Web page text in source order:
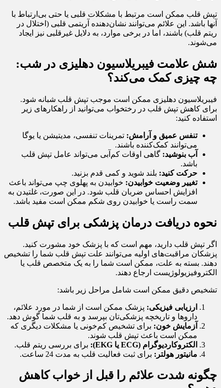
تپش قلب ممکن است مرتبط با مشکلات قلبی یا حتی بی‌ارتباط با
آنها باشد. این علائم می‌توانند نشان‌دهنده آریتمی قلبی (اختلال در
ریتم قلب) باشند، اما در برخی موارد، به دلایل غیرقلبی نیز ایجاد
می‌شوند.
شش علامت فیبریلاسیون دهلیزی در شب:
چه چیزی کمک می‌کند؟
فیبریلاسیون دهلیزی ممکن است موجب تپش قلب شبانه شود.
برای کاهش تپش قلب در رختخواب می‌توانید از راهکارهای زیر
استفاده کنید:
تنفس عمیق و آرامش: تمرینات تنفسی، مدیتیشن یا یوگا
می‌توانند کمک‌کننده باشند.
آب بنوشید: گاهی اوقات کم‌آبی می‌تواند عامل تپش قلب
باشد.
حرکت کنید: بلند شوید و کمی قدم بزنید.
تغییر وضعیت خوابیدن: خوابیدن به پهلوی چپ می‌تواند باعث
افزایش احساس ضربان قلب شود. در این صورت، غلتیدن به
سمت راست یا خوابیدن روی شکم ممکن است مفید باشد.
نحوه دریافت درمان پزشکی برای تپش قلب
اگر تپش قلب دارید، مهم است که با پزشک خود مشورت کنید.
پزشکان مراقبت‌های اولیه می‌توانند علت تپش قلب شما را تشخیص
دهند. بسته به علت، ممکن است شما را به یک متخصص قلب یا
الکتروفیزیولوژیست ارجاع دهند.
تشخیص دقیق ممکن است شامل مراحل زیر باشد:
ارزیابی فیزیکی: پزشک ممکن است از شما در مورد علائم،
داروها و تاریخچه پزشکی‌تان بپرسد و به قلب شما گوش دهد.
آزمایش خون: برای تشخیص کم‌خونی یا مشکلات دیگری که
ممکن است باعث تپش قلب شوند.
الکتروکاردیوگرام (ECG یا EKG):
برای بررسی ریتم قلب.
مانیتور هولتر: برای ثبت فعالیت قلب به مدت 24 ساعت.
چگونه شدت علائم را قبل از خواب کاهش